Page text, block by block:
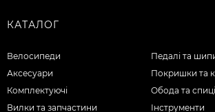
КАТАЛОГ
Велосипеди
Аксесуари
Комплектуючі
Вилки та запчастини
Педалі та
Покришки та
Обода та спиці
Інструменти